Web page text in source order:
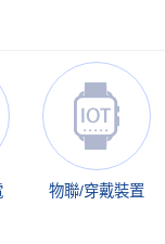
物聯/穿戴裝置